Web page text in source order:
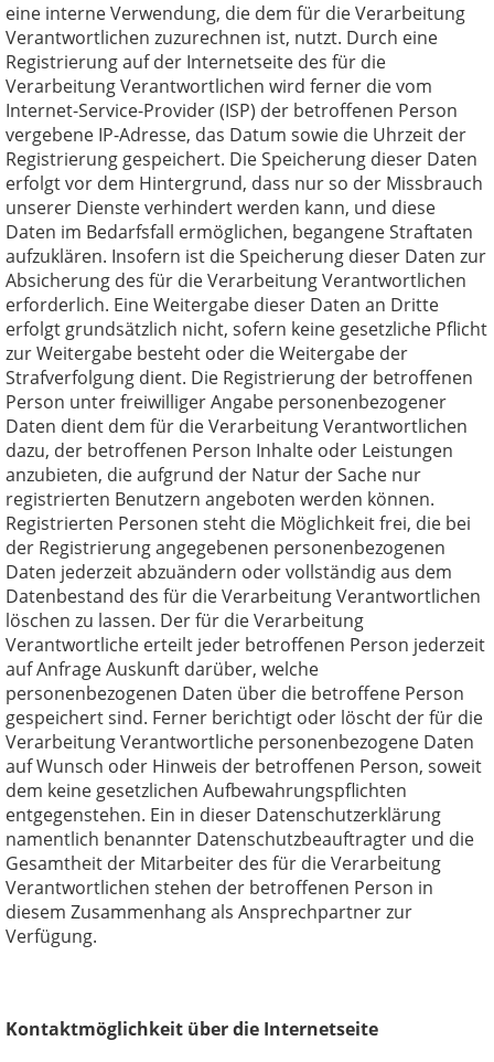
eine interne Verwendung, die dem für die Verarbeitung
Verantwortlichen zuzurechnen ist, nutzt. Durch eine
Registrierung auf der Internetseite des für die
Verarbeitung Verantwortlichen wird ferner die vom
Internet-Service-Provider (ISP) der betroffenen Person
vergebene IP-Adresse, das Datum sowie die Uhrzeit der
Registrierung gespeichert. Die Speicherung dieser Daten
erfolgt vor dem Hintergrund, dass nur so der Missbrauch
unserer Dienste verhindert werden kann, und diese
Daten im Bedarfsfall ermöglichen, begangene Straftaten
aufzuklären. Insofern ist die Speicherung dieser Daten zur
Absicherung des für die Verarbeitung Verantwortlichen
erforderlich. Eine Weitergabe dieser Daten an Dritte
erfolgt grundsätzlich nicht, sofern keine gesetzliche Pflicht
zur Weitergabe besteht oder die Weitergabe der
Strafverfolgung dient. Die Registrierung der betroffenen
Person unter freiwilliger Angabe personenbezogener
Daten dient dem für die Verarbeitung Verantwortlichen
dazu, der betroffenen Person Inhalte oder Leistungen
anzubieten, die aufgrund der Natur der Sache nur
registrierten Benutzern angeboten werden können.
Registrierten Personen steht die Möglichkeit frei, die bei
der Registrierung angegebenen personenbezogenen
Daten jederzeit abzuändern oder vollständig aus dem
Datenbestand des für die Verarbeitung Verantwortlichen
löschen zu lassen. Der für die Verarbeitung
Verantwortliche erteilt jeder betroffenen Person jederzeit
auf Anfrage Auskunft darüber, welche
personenbezogenen Daten über die betroffene Person
gespeichert sind. Ferner berichtigt oder löscht der für die
Verarbeitung Verantwortliche personenbezogene Daten
auf Wunsch oder Hinweis der betroffenen Person, soweit
dem keine gesetzlichen Aufbewahrungspflichten
entgegenstehen. Ein in dieser Datenschutzerklärung
namentlich benannter Datenschutzbeauftragter und die
Gesamtheit der Mitarbeiter des für die Verarbeitung
Verantwortlichen stehen der betroffenen Person in
diesem Zusammenhang als Ansprechpartner zur
Verfügung.
Kontaktmöglichkeit über die Internetseite